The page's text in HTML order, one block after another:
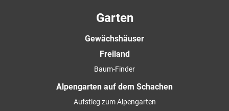
Garten
Gewächshäuser
Freiland
Baum-Finder
Alpengarten auf dem Schachen
Aufstieg zum Alpengarten